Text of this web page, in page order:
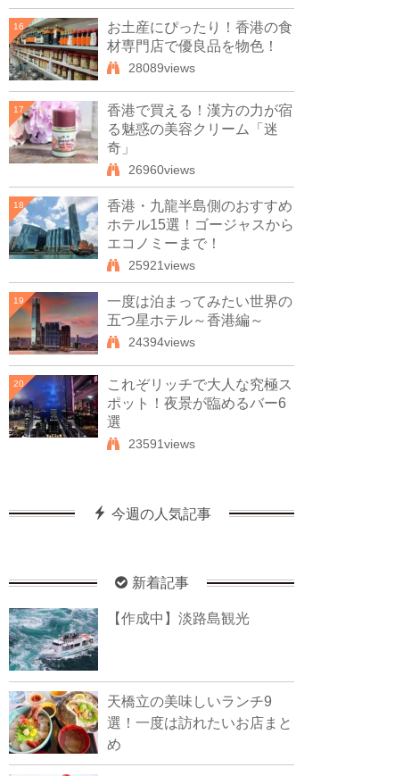
16
お土産にぴったり！香港の食
材専門店で優良品を物色！
28089views
17
香港で買える！漢方の力が宿
る魅惑の美容クリーム「迷
奇」
26960views
18
香港・九龍半島側のおすすめ
ホテル15選！ゴージャスから
エコノミーまで！
25921views
19
一度は泊まってみたい世界の
五つ星ホテル～香港編～
24394views
20
これぞリッチで大人な究極ス
ポット！夜景が臨めるバー6
選
23591views
今週の人気記事
新着記事
【作成中】淡路島観光
天橋立の美味しいランチ9
選！一度は訪れたいお店まと
め